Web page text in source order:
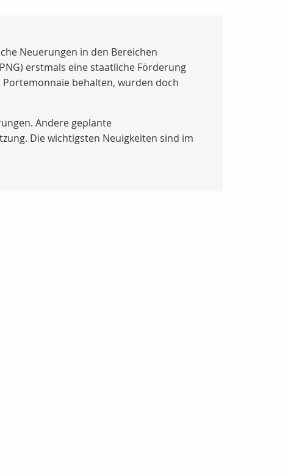
Neuerungen in den Bereichen
erstmals eine staatliche Förderung
behalten, wurden doch
Andere geplante
Die wichtigsten Neuigkeiten sind im